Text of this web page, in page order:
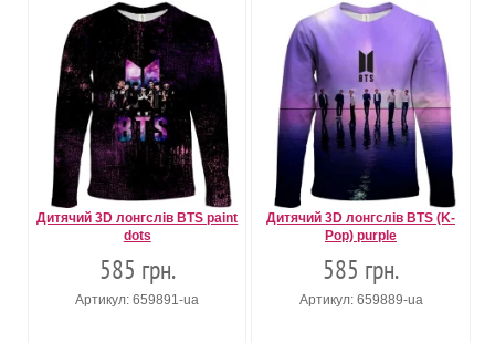
Дитячий 3D лонгслів BTS paint
dots
585 грн.
Артикул: 659891-ua
Дитячий 3D лонгслів BTS (K-
Pop) purple
585 грн.
Артикул: 659889-ua